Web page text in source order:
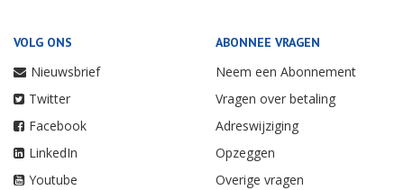
VOLG ONS
Nieuwsbrief
Twitter
Facebook
LinkedIn
Youtube
ABONNEE VRAGEN
Neem een Abonnement
Vragen over betaling
Adreswijziging
Opzeggen
Overige vragen